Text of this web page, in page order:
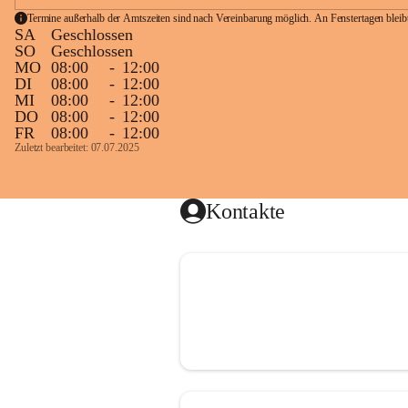
Termine außerhalb der Amtszeiten sind nach Vereinbarung möglich. An Fenstertagen
SA
Geschlossen
SO
Geschlossen
MO 08:00 - 12:00
DI
08:00 - 12:00
MI
08:00 - 12:00
DO
08:00 - 12:00
FR
08:00 - 12:00
Zuletzt bearbeitet: 07.07.2025
Kontakte